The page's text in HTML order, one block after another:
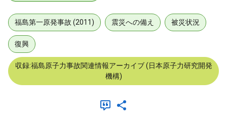
福島第一原発事故 (2011) 震災への備え 被災状況
復興
収録:福島原子力事故関連情報アーカイブ (日本原子力研究開発
機構)